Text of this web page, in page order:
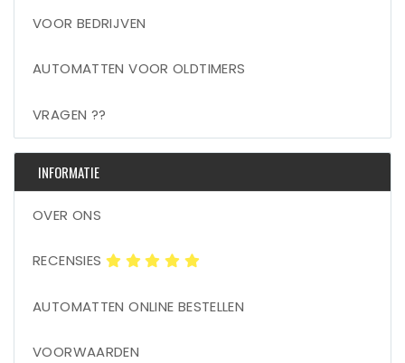
VOOR BEDRIJVEN
AUTOMATTEN VOOR OLDTIMERS
VRAGEN ??
INFORMATIE
OVER ONS
RECENSIES
AUTOMATTEN ONLINE BESTELLEN
VOORWAARDEN